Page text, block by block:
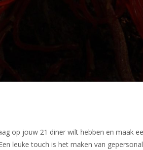
op jouw 21 diner wilt hebben en maak
leuke touch is het maken van